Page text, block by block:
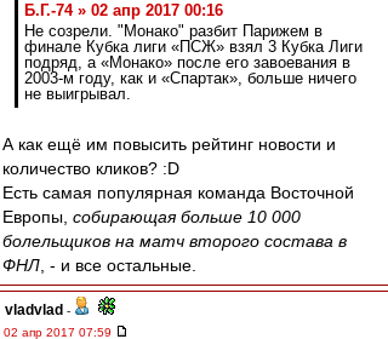
Б.Г.-74 » 02 апр 2017 00:16
Не созрели. "Монако" разбит Парижем в
финале Кубка лиги «ПСЖ» взял 3 Кубка Лиги
подряд, а «Монако» после его завоевания в
2003-м году, как и «Спартак», больше ничего
не выигрывал.
А как ещё им повысить рейтинг новости и
количество кликов? :D
Есть самая популярная команда Восточной
Европы, собирающая больше 10 000
болельщиков на матч второго состава в
ФНЛ , - и все остальные.
vladvlad -
02 апр 2017 07:59